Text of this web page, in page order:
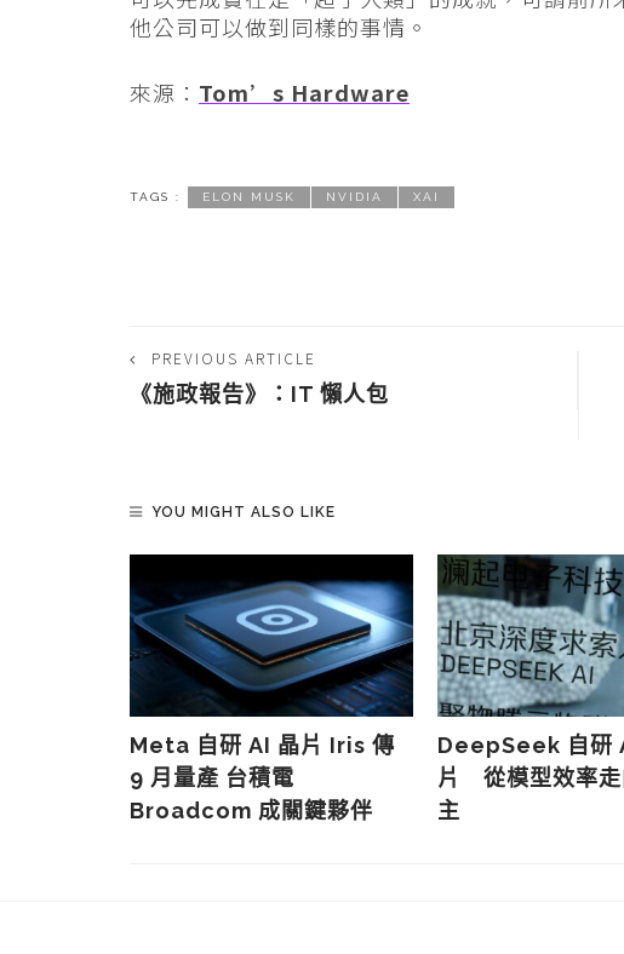
他公司可以做到同樣的事情。
來源： Tom’s Hardware
TAGS : ELON MUSK NVIDIA XAI
PREVIOUS ARTICLE
《施政報告》：IT 懶人包
YOU MIGHT ALSO LIKE
Meta 自研 AI 晶片 Iris 傳
9 月量產 台積電
Broadcom 成關鍵夥伴
DeepSeek 自研
片 從模型效率走
主